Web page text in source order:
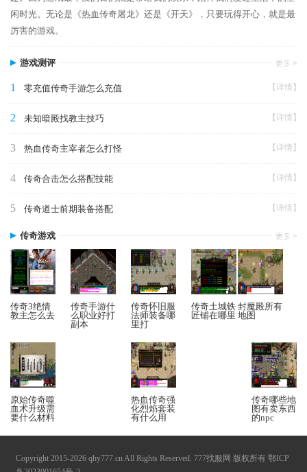
闲时光。无论是《热血传奇屠龙》还是《开天》，只要玩得开心，就是最
厉害的游戏。
游戏测评
1 零充值传奇手游怎么充值 【详情】
2 未知暗殿找教主技巧 【详情】
3 热血传奇主宰者怎么打怪 【详情】
4 传奇合击怎么搭配技能 【详情】
5 传奇道士前期装备搭配 【详情】
传奇游戏
传奇3绝情
教主怎么去
传奇手游什
么职业好打
副本
传奇怀旧服
法师装备哪
里打
传奇土城铁
匠铺在哪里
封魔殿所有
地图
原始传奇噬
血术升级需
要什么材料
热血传奇强
化烈焰套装
有什么用
传奇哪些地
图有卖东西
的npc
Copyright 2015-2026 qhy777.cn All Rights Reserved. 777找服网 版权所有 鄂ICP